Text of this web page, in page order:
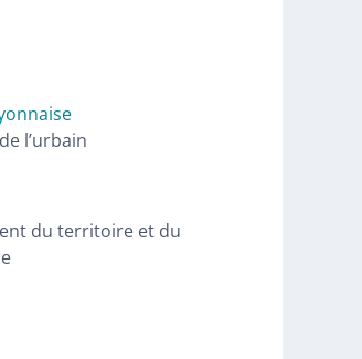
l’urbain
du territoire et du